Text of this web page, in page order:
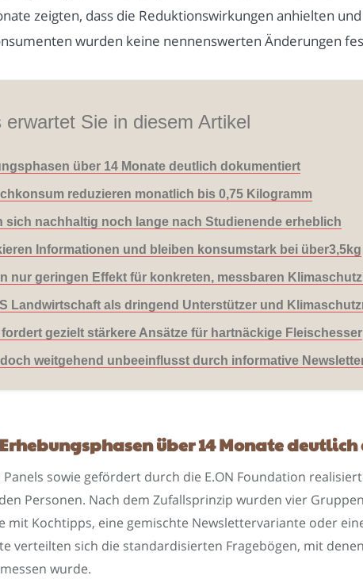
zeigten, dass die Reduktionswirkungen anhielten
wurden keine nennenswerten Änderungen
Sie in diesem Artikel
über 14 Monate deutlich dokumentiert
reduzieren monatlich bis 0,75 Kilogramm
sich nachhaltig noch lange nach Studienende erheblich
Informationen und bleiben konsumstark bei über3,5kg
nur geringen Effekt für konkreten, messbaren
Landwirtschaft als dringend Unterstützer und
gezielt stärkere Ansätze für hartnäckige Fleischesser
weitgehend unbeeinflusst durch informative
über 14 Monate
Panels sowie gefördert durch die E.ON Foundation
Personen. Nach dem Zufallsprinzip wurden vier
mit Kochtipps, eine gemischte Newslettervariante oder
verteilten sich die standardisierten Fragebögen, mit
wurde.